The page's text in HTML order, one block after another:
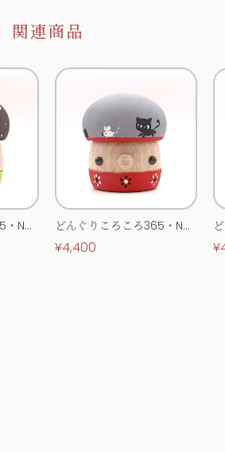
関連商品
・No.
どんぐりころころ365・No.
0514
¥4,400